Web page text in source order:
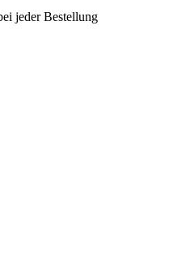
jeder Bestellung